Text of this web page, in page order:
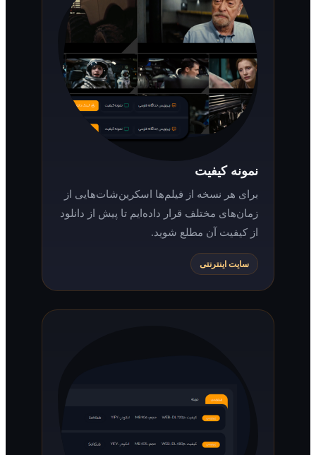
نمونه کیفیت
برای هر نسخه از فیلم‌ها اسکرین‌شات‌هایی از
زمان‌های مختلف قرار داده‌ایم تا پیش از دانلود
از کیفیت آن مطلع شوید.
سایت اینترنتی